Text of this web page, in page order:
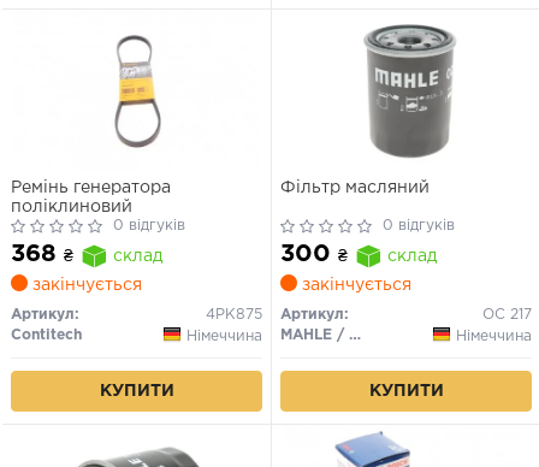
Ремінь генератора
поліклиновий
0 відгуків
368 ₴
склад
закінчується
Артикул:
4PK875
Contitech
Німеччина
КУПИТИ
Фільтр масляний
0 відгуків
300 ₴
склад
закінчується
Артикул:
OC 217
MAHLE / KNECHT
Німеччина
КУПИТИ